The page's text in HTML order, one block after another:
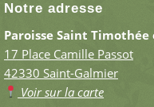
Notre adresse
Paroisse Saint Timothée
17 Place Camille Passot
42330 Saint-Galmier
Voir sur la carte